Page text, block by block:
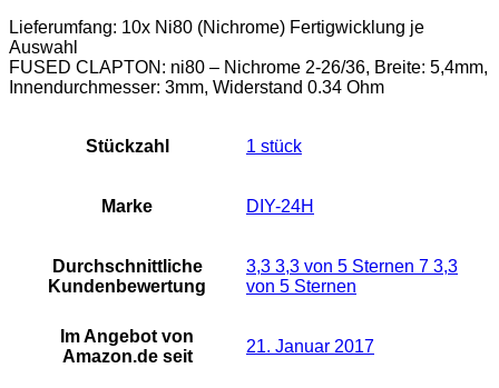
Lieferumfang: 10x Ni80 (Nichrome) Fertigwicklung je
Auswahl
FUSED CLAPTON: ni80 – Nichrome 2-26/36, Breite: 5,4mm,
Innendurchmesser: 3mm, Widerstand 0.34 Ohm
Stückzahl ‎1 stück
Marke ‎DIY-24H
Durchschnittliche
Kundenbewertung
3,3 3,3 von 5 Sternen 7 3,3
von 5 Sternen
Im Angebot von
Amazon.de seit
21. Januar 2017